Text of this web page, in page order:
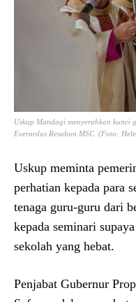
Uskup Mandagi menyerahkan kunci
Everardus Resubun MSC. (Foto:
Uskup meminta
perhatian kepada para
tenaga guru-guru dari
kepada seminari
sekolah yang hebat.
Penjabat Gubernur